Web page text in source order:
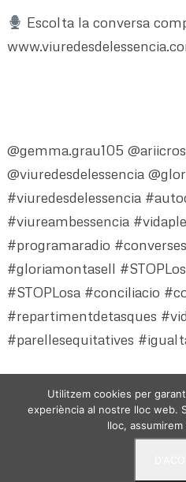
Escolta la conversa
@gemma.grau105
@viuredesdelessencia
#viuredesdelessencia
#viureambessencia
#programaradio
#gloriamontasell
#STOPLosa #conciliacio
#repartimentdetasques
#parellesequitatives
Utilitzem cookies per
experiència al nostre lloc web.
lloc,